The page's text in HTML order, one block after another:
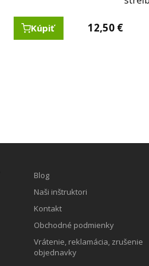
Kúpiť 12,50 €
Kúpiť 9,90€
Kúpiť 9,90€
Kúpiť 9,90€
Blog
Naši inštruktori
Kontakt
Obchodné podmienky
Vrátenie, reklamácia, zrušenie
objednavky